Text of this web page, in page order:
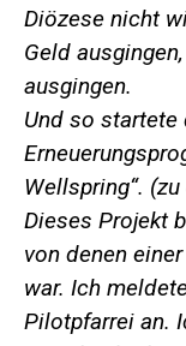
Diözese nicht
Geld
ausgingen.
Und so startete
Wellspring“.
Dieses Projekt
von denen
war. Ich
Pilotpfarrei an.